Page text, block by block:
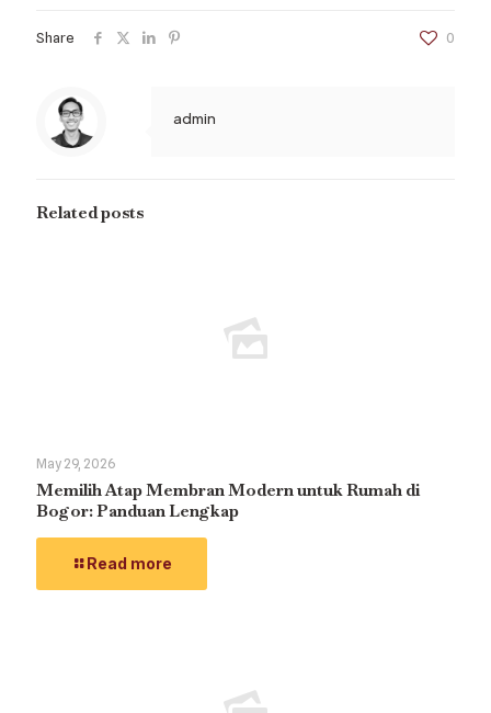
Share 0
admin
Related posts
May 29, 2026
Memilih Atap Membran Modern untuk Rumah di
Bogor: Panduan Lengkap
Read more